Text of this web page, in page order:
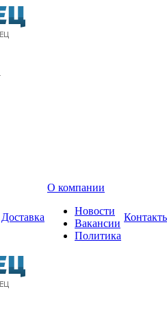
Доставка
О компании
Новости
Вакансии
Политика